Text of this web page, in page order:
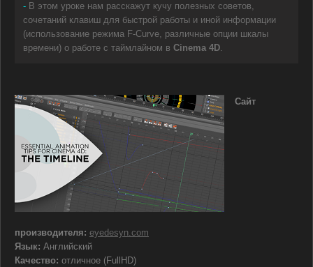
- В этом уроке нам расскажут кучу полезных советов,
сочетаний клавиш для быстрой работы и иной информации
(использование режима F-Curve, различные опции шкалы
времени) о работе с таймлайном в Cinema 4D.
Сайт
производителя: eyedesyn.com
Язык: Английский
Качество: отличное (FullHD)